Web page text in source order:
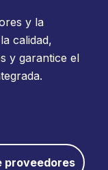
y la
calidad,
y garantice el
proveedores